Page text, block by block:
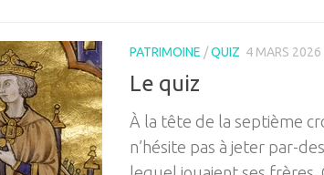
PATRIMOINE /QUIZ 4 MARS 2026
Le quiz
À la tête de la septième
n’hésite pas à jeter par-